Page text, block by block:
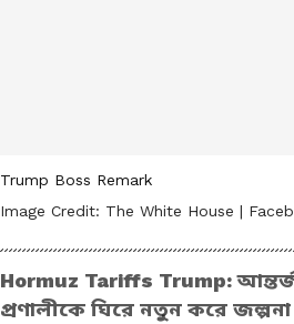
Trump Boss Remark
Image Credit: The White House |
Hormuz Tariffs Trump:
প্রণালীকে ঘিরে নতুন করে জল্পনা